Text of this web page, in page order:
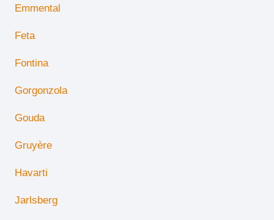
Emmental
Feta
Fontina
Gorgonzola
Gouda
Gruyère
Havarti
Jarlsberg